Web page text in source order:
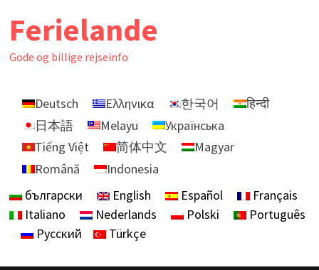
Ferielande
Gode ​​og billige rejseinfo
Deutsch Ελληνικα 한국어
हिन्दी
日本語
Melayu
Українська
Tiếng Việt
简体中文
Magyar
Română
Indonesia
български
English Español
Français
Italiano
Nederlands Polski
Português
Русский
Türkçe